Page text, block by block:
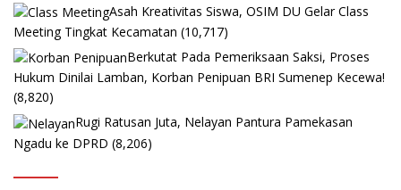
Asah Kreativitas Siswa, OSIM DU Gelar Class
Meeting Tingkat Kecamatan (10,717)
Berkutat Pada Pemeriksaan Saksi, Proses
Hukum Dinilai Lamban, Korban Penipuan BRI Sumenep Kecewa!
(8,820)
Rugi Ratusan Juta, Nelayan Pantura Pamekasan
Ngadu ke DPRD (8,206)